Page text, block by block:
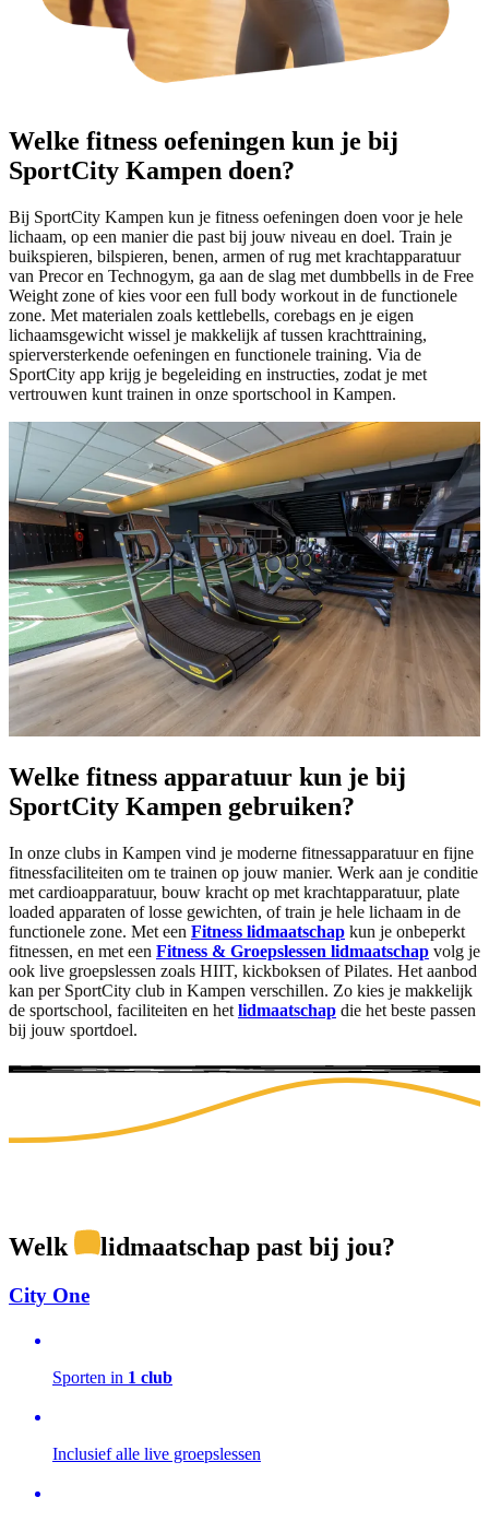
Welke fitness oefeningen kun je bij
SportCity Kampen doen?
Bij SportCity Kampen kun je fitness oefeningen doen voor je hele
lichaam, op een manier die past bij jouw niveau en doel. Train je
buikspieren, bilspieren, benen, armen of rug met krachtapparatuur
van Precor en Technogym, ga aan de slag met dumbbells in de Free
Weight zone of kies voor een full body workout in de functionele
zone. Met materialen zoals kettlebells, corebags en je eigen
lichaamsgewicht wissel je makkelijk af tussen krachttraining,
spierversterkende oefeningen en functionele training. Via de
SportCity app krijg je begeleiding en instructies, zodat je met
vertrouwen kunt trainen in onze sportschool in Kampen.
Welke fitness apparatuur kun je bij
SportCity Kampen gebruiken?
In onze clubs in Kampen vind je moderne fitnessapparatuur en fijne
fitnessfaciliteiten om te trainen op jouw manier. Werk aan je conditie
met cardioapparatuur, bouw kracht op met krachtapparatuur, plate
loaded apparaten of losse gewichten, of train je hele lichaam in de
functionele zone. Met een Fitness lidmaatschap kun je onbeperkt
fitnessen, en met een Fitness & Groepslessen lidmaatschap volg je
ook live groepslessen zoals HIIT, kickboksen of Pilates. Het aanbod
kan per SportCity club in Kampen verschillen. Zo kies je makkelijk
de sportschool, faciliteiten en het lidmaatschap die het beste passen
bij jouw sportdoel.
Welk lidmaatschap past bij jou?
City One
Sporten in 1 club
Inclusief alle live groepslessen